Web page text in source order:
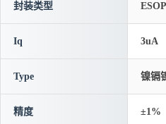
封装类型
Iq 3uA
Type 镍镉
精度 ±1%